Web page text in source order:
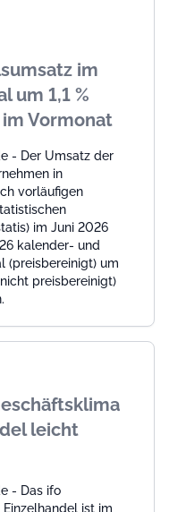
im
um 1,1 %
Vormonat
- Der Umsatz der
in
vorläufigen
im Juni 2026
kalender- und
(preisbereinigt) um
preisbereinigt)
leicht
- Das ifo
ist im